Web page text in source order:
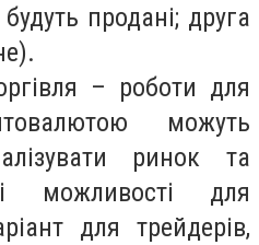
продані; друга
– роботи для
можуть
ринок та
можливості для
для трейдерів,